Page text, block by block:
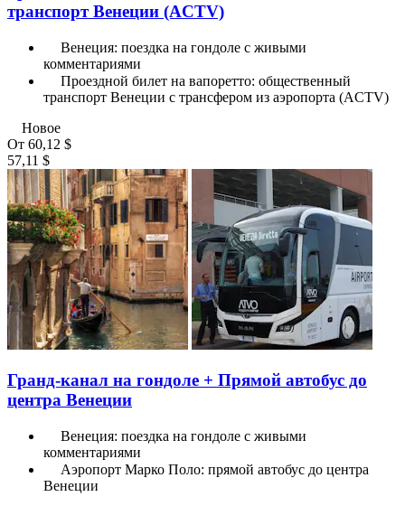
транспорт Венеции (ACTV)
Венеция: поездка на гондоле с живыми
комментариями
Проездной билет на вапоретто: общественный
транспорт Венеции с трансфером из аэропорта (ACTV)
Новое
От 60,12 $
57,11 $
Гранд-канал на гондоле + Прямой автобус до
центра Венеции
Венеция: поездка на гондоле с живыми
комментариями
Аэропорт Марко Поло: прямой автобус до центра
Венеции